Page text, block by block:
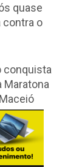
quase
contra o
conquista
Maratona